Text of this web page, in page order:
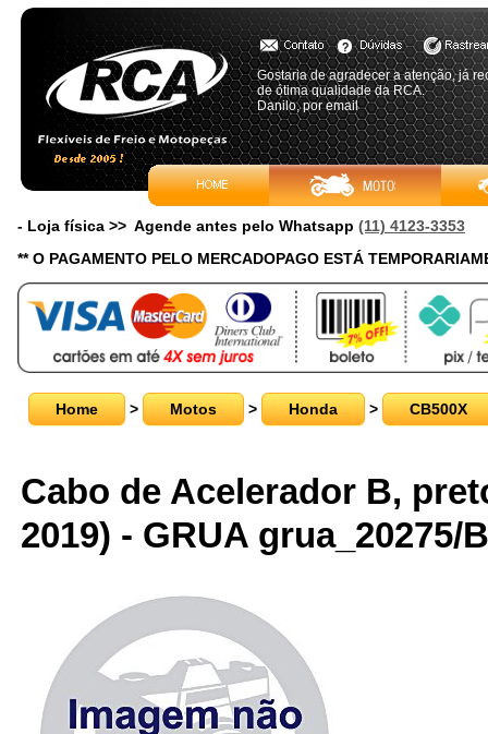
Gostaria de agradecer a atenção, já
de ótima qualidade da RCA.
Danilo, por email
- Loja física >> Agende antes pelo Whatsapp (11) 4123-3353
** O PAGAMENTO PELO MERCADOPAGO ESTÁ
Home > Motos > Honda > CB500X
Cabo de Acelerador B,
2019) - GRUA grua_20275/B